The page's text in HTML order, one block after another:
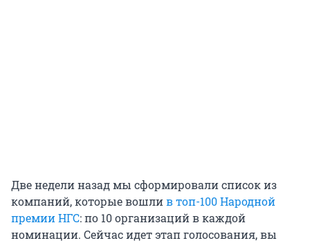
Две недели назад мы сформировали список из
компаний, которые вошлив топ-100 Народной
премии НГС: по 10 организаций в каждой
номинации. Сейчас идет этап голосования, вы